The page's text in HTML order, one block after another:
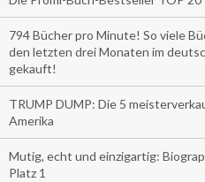
794 Bücher pro Minute! So viele
den letzten drei Monaten im
gekauft!
TRUMP DUMP: Die 5
Amerika
Mutig, echt und einzigartig:
Platz 1